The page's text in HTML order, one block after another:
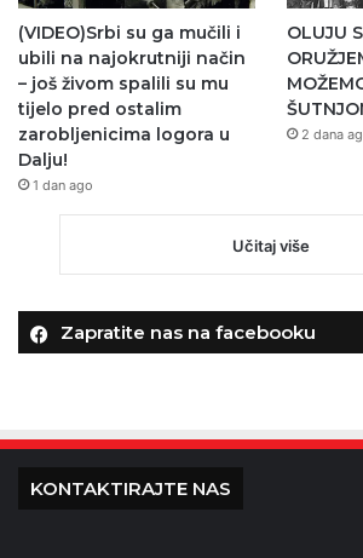
(VIDEO)Srbi su ga mučili i
ubili na najokrutniji način
– još živom spalili su mu
tijelo pred ostalim
zarobljenicima logora u
Dalju!
1 dan ago
OLUJU
2 dana
Učitaj više
Zapratite nas na facebooku
KONTAKTIRAJTE NAS